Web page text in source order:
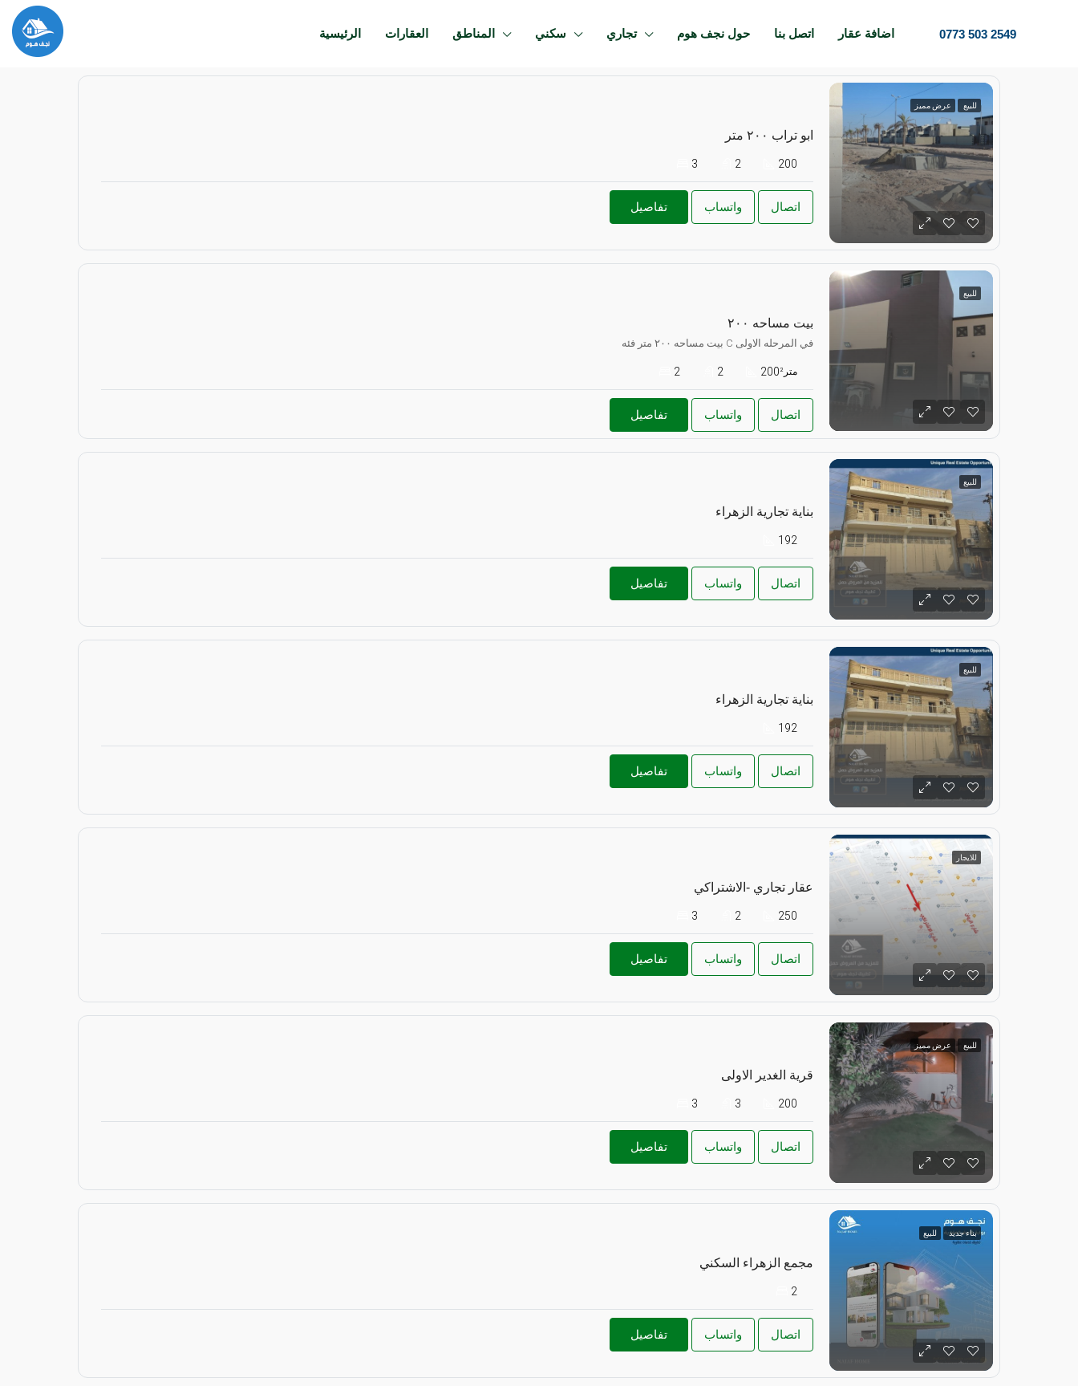
الرئيسية العقارات المناطق سكني تجاري حول نجف هوم اتصل بنا اضافة عقار 0773 503 2549
للبيع عرض مميز
ابو تراب ٢٠٠ متر
3 2 200
تفاصيل واتساب اتصال
للبيع
بيت مساحه ٢٠٠
بيت مساحه ٢٠٠ متر فئه C في المرحله الاولى
2 2 200 متر²
تفاصيل واتساب اتصال
للبيع
بناية تجارية الزهراء
192
تفاصيل واتساب اتصال
للبيع
بناية تجارية الزهراء
192
تفاصيل واتساب اتصال
للايجار
عقار تجاري -الاشتراكي
3 2 250
تفاصيل واتساب اتصال
للبيع عرض مميز
قرية الغدير الاولى
3 3 200
تفاصيل واتساب اتصال
بناء جديد للبيع
مجمع الزهراء السكني
2
تفاصيل واتساب اتصال